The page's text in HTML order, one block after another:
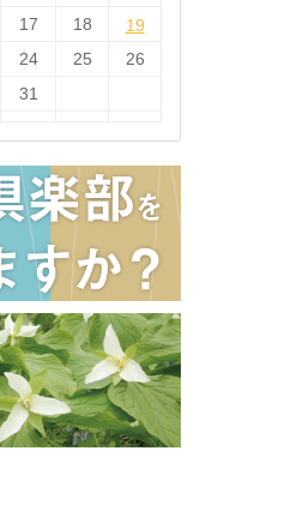
17 18 19
19
24 25
26
31